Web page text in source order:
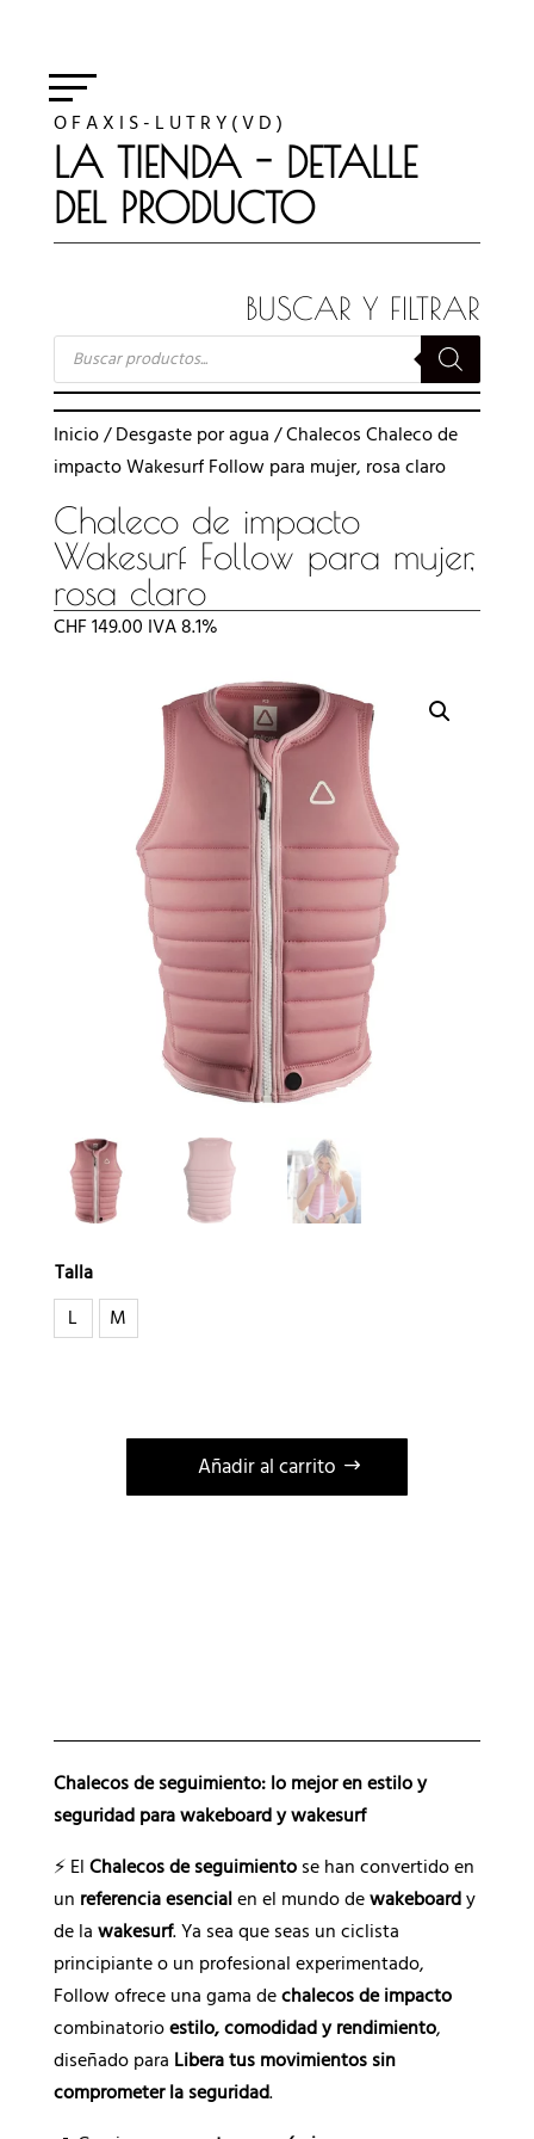
O F A X I S - L U T R Y ( V D )
LA TIENDA - DETALLE
DEL PRODUCTO
BUSCAR Y FILTRAR
BÚSQUEDA
PRODUCTOS
Inicio/Desgaste por agua /Chalecos Chaleco de
impacto Wakesurf Follow para mujer, rosa claro
Chaleco de impacto
Wakesurf Follow para mujer,
rosa claro
CHF149.00 IVA 8.1%
Talla
L
M
Añadir al carrito
t
v
:
Chalecos de seguimiento: lo mejor en estilo y
seguridad para wakeboard y wakesurf
⚡ El Chalecos de seguimientose han convertido en
un referencia esencialen el mundo dewakeboardy
de la wakesurf. Ya sea que seas un ciclista
principiante o un profesional experimentado,
Follow ofrece una gama dechalecos de impacto
combinatorioestilo, comodidad y rendimiento,
diseñado para Libera tus movimientos sin
comprometer la seguridad.